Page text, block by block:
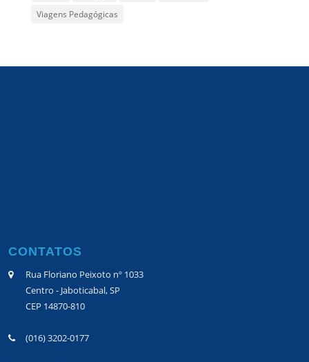
Viagens Pedagógicas
CONTATOS
Rua Floriano Peixoto nº 1033
Centro - Jaboticabal, SP
CEP 14870-810
(016) 3202-0177